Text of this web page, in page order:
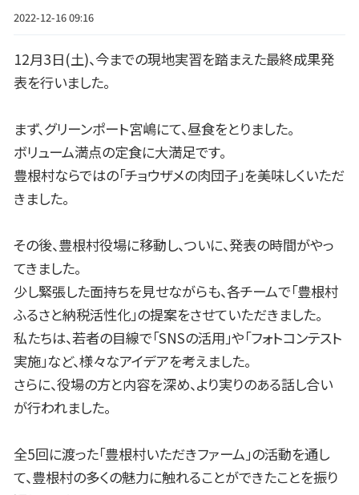
2022-12-16 09:16
12月3日(土)、今までの現地実習を踏まえた最終成果発
表を行いました。
まず、グリーンポート宮嶋にて、昼食をとりました。
ボリューム満点の定食に大満足です。
豊根村ならではの「チョウザメの肉団子」を美味しくいただ
きました。
その後、豊根村役場に移動し、ついに、発表の時間がやっ
てきました。
少し緊張した面持ちを見せながらも、各チームで「豊根村
ふるさと納税活性化」の提案をさせていただきました。
私たちは、若者の目線で「SNSの活用」や「フォトコンテスト
実施」など、様々なアイデアを考えました。
さらに、役場の方と内容を深め、より実りのある話し合い
が行われました。
全5回に渡った「豊根村いただきファーム」の活動を通し
て、豊根村の多くの魅力に触れることができたことを振り